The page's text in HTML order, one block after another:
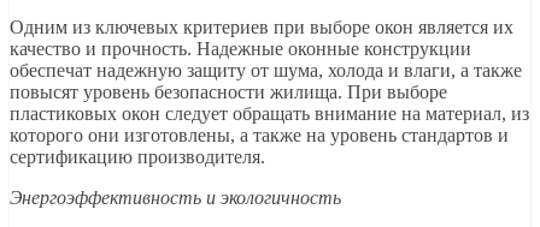
Одним из ключевых критериев при выборе окон является их
качество и прочность. Надежные оконные конструкции
обеспечат надежную защиту от шума, холода и влаги, а также
повысят уровень безопасности жилища. При выборе
пластиковых окон следует обращать внимание на материал, из
которого они изготовлены, а также на уровень стандартов и
сертификацию производителя.
Энергоэффективность и экологичность